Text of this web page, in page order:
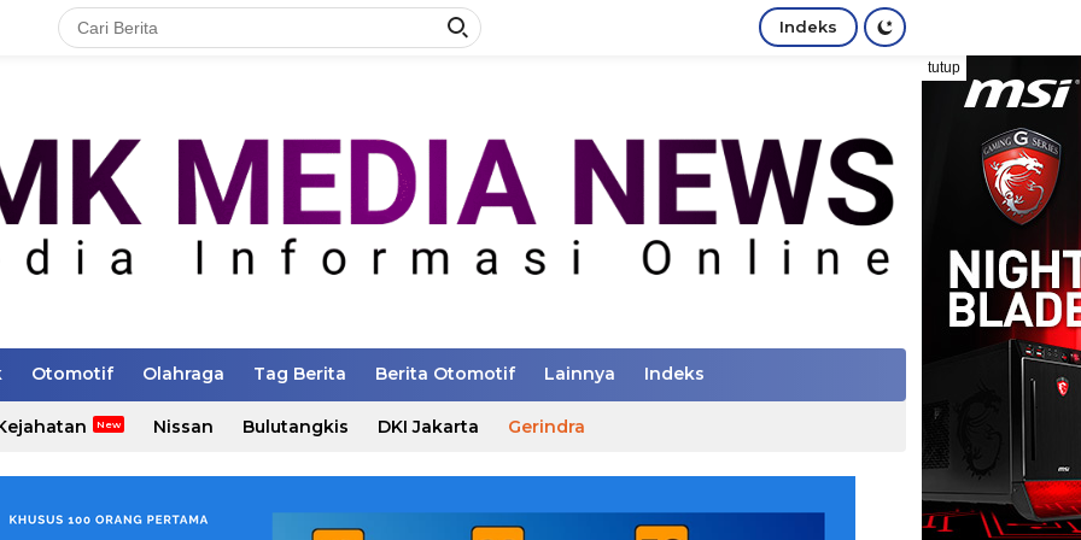
Indeks
tutup
Otomotif Olahraga Tag Berita Berita Otomotif Lainnya Indeks
Nissan Bulutangkis DKI Jakarta Gerindra